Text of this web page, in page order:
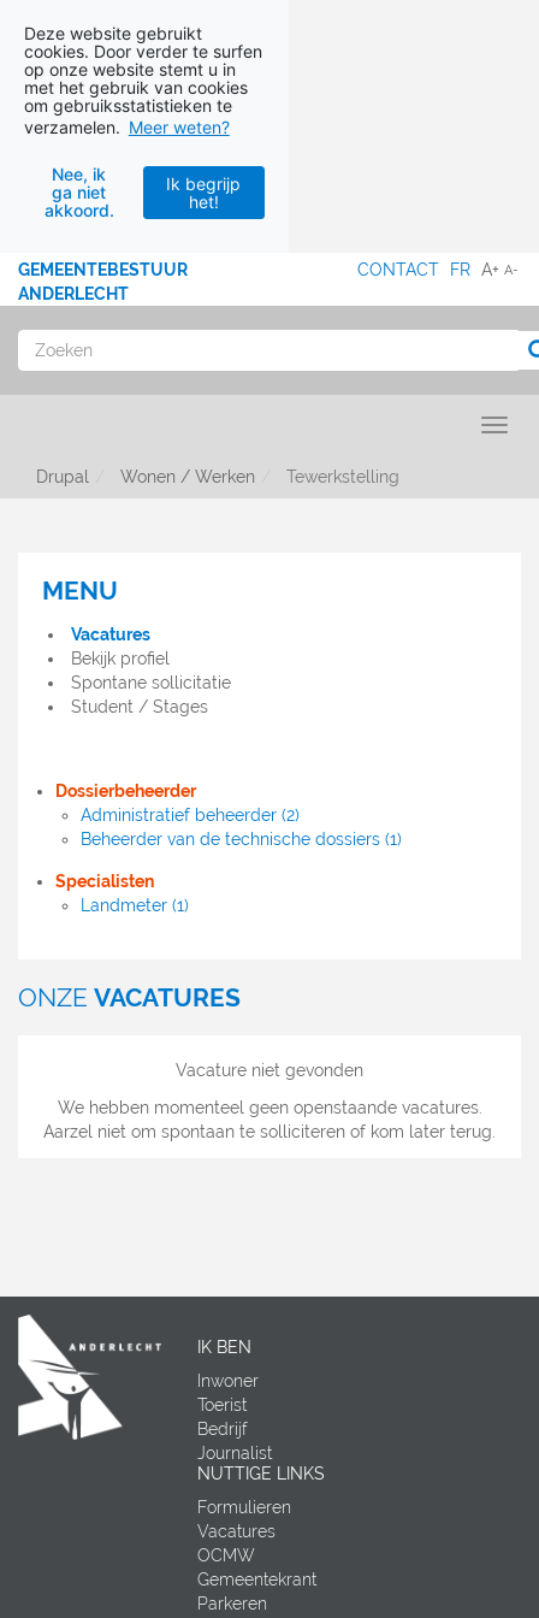
Deze website gebruikt
cookies. Door verder te surfen
op onze website stemt u in
met het gebruik van cookies
om gebruiksstatistieken te
verzamelen. Meer weten?
Nee, ik
ga niet
akkoord.
Ik begrijp
het!
Ga naar hoofdinhoud
GEMEENTEBESTUUR
ANDERLECHT
A+ A-
FR
CONTACT
Zoeken
Drupal Wonen / Werken Tewerkstelling
MENU
D'EMPLOI
MENU
Vacatures
Bekijk profiel
Spontane sollicitatie
Student / Stages
Dossierbeheerder
Administratief beheerder (2)
Beheerder van de technische dossiers (1)
Specialisten
Landmeter (1)
ONZE VACATURES
Vacature niet gevonden
We hebben momenteel geen openstaande vacatures.
Aarzel niet om spontaan te solliciteren of kom later terug.
IK BEN
Inwoner
Toerist
Bedrijf
Journalist
NUTTIGE LINKS
Formulieren
Vacatures
OCMW
Gemeentekrant
Parkeren